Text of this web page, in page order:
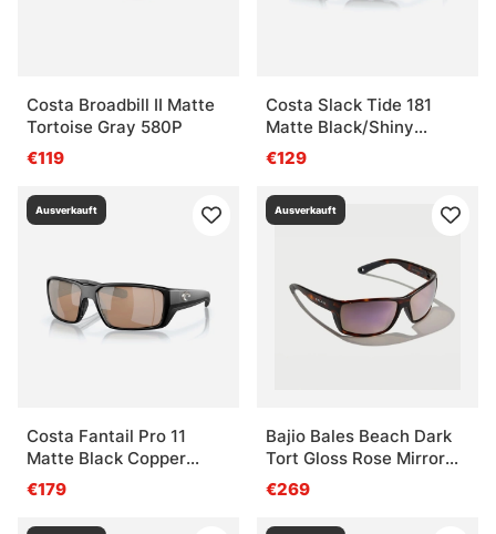
Costa Broadbill II Matte
Tortoise Gray 580P
€119
Costa Slack Tide 181
Matte Black/Shiny
Tortoise Gray 580P
€129
Ausverkauft
Costa Fantail Pro 11
Matte Black Copper
Silver Mirror 580G
€179
Ausverkauft
Bajio Bales Beach Dark
Tort Gloss Rose Mirror
PC +2,00
€269